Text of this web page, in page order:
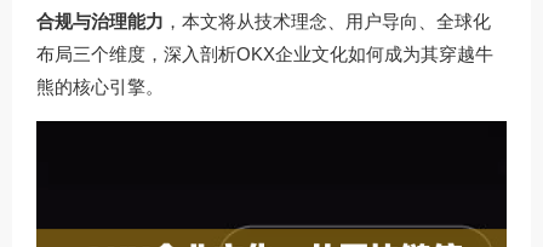
合规与治理能力 ，本文将从技术理念、用户导向、全球化
布局三个维度，深入剖析OKX企业文化如何成为其穿越牛
熊的核心引擎。